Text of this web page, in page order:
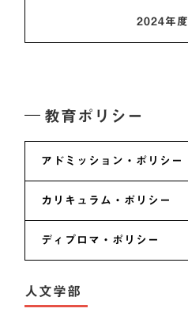
2024年度
教育ポリシー
アドミッション・ポリシー
カリキュラム・ポリシー
ディプロマ・ポリシー
人文学部